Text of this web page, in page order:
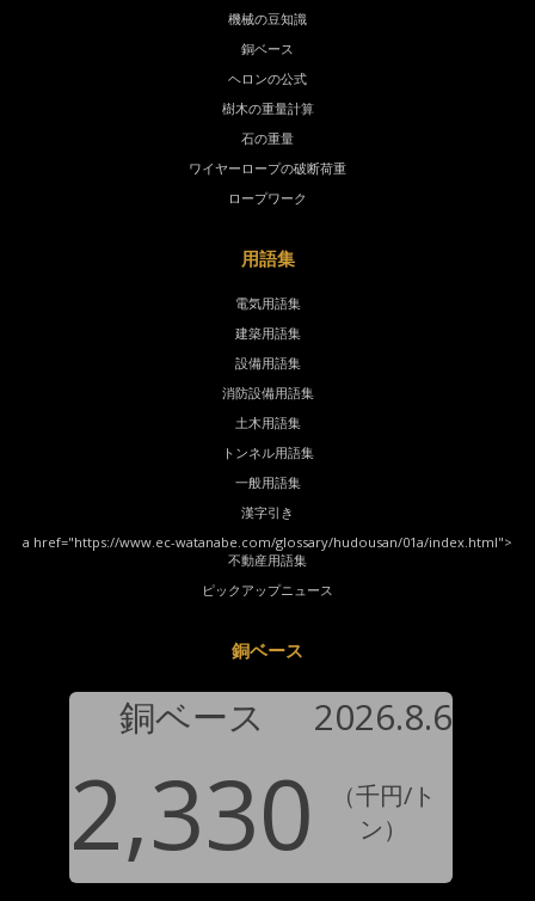
機械の豆知識
銅ベース
ヘロンの公式
樹木の重量計算
石の重量
ワイヤーロープの破断荷重
ロープワーク
用語集
電気用語集
建築用語集
設備用語集
消防設備用語集
土木用語集
トンネル用語集
一般用語集
漢字引き
a href="https://www.ec-watanabe.com/glossary/hudousan/01a/index.html">
不動産用語集
ピックアップニュース
銅ベース
銅ベース 2026.8.6
2,330
（千円/ト
ン）